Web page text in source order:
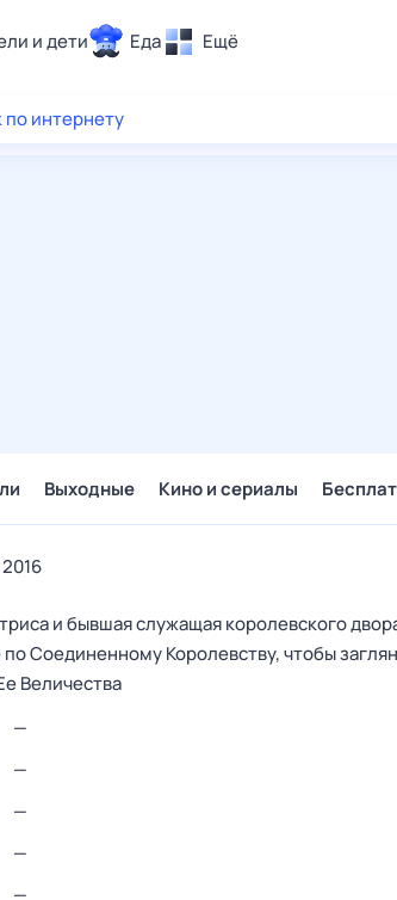
и дети Еда Ещё
по интернету
Выходные Кино и сериалы
2016
и бывшая служащая королевского
Соединенному Королевству, чтобы
Величества
—
—
—
—
—